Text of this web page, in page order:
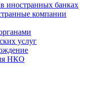
иностранных банках
компании
услуг
НКО